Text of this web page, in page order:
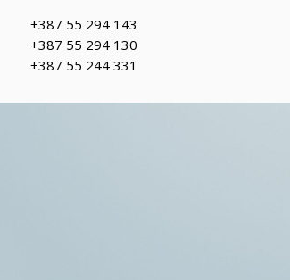
+387 55 294 143
+387 55 294 130
+387 55 244 331